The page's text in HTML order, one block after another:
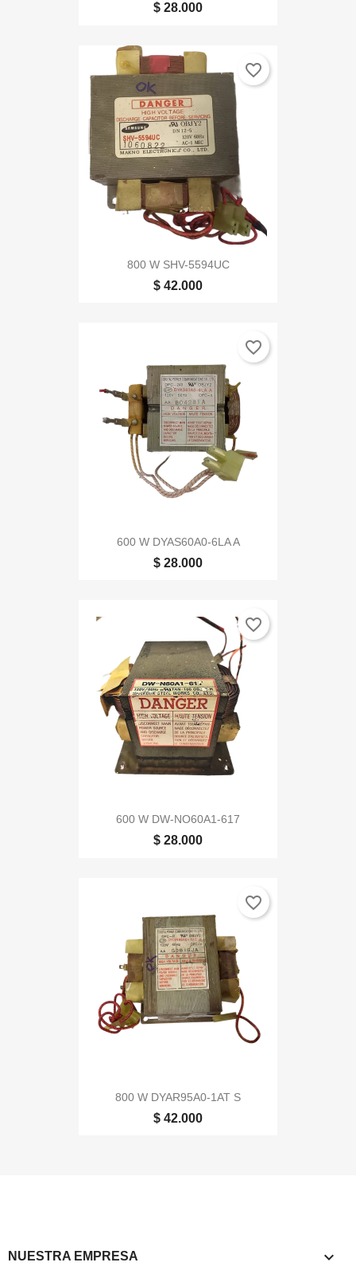
$ 28.000
800 W SHV-5594UC
$ 42.000
favorite_border
600 W DYAS60A0-6LA A
$ 28.000
favorite_border
600 W DW-NO60A1-617
$ 28.000
favorite_border
800 W DYAR95A0-1AT S
$ 42.000
favorite_border
NUESTRA EMPRESA 